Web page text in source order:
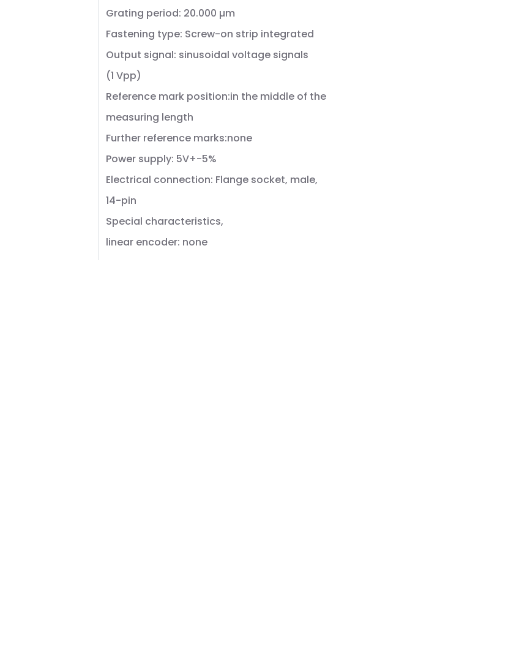
Grating period: 20.000 µm
Fastening type: Screw-on strip integrated
Output signal: sinusoidal voltage signals
(1 Vpp)
Reference mark position:in the middle of the
measuring length
Further reference marks:none
Power supply: 5V+-5%
Electrical connection: Flange socket, male,
14-pin
Special characteristics,
linear encoder: none